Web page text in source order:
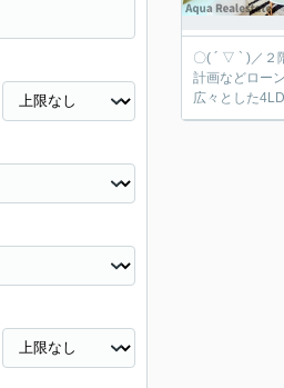
〇( ´ ▽ ` )／２
計画などローン相談も柔軟に対応させて
広々とした